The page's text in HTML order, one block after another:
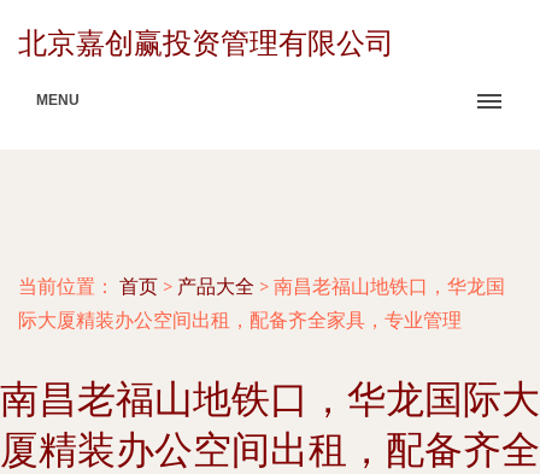
北京嘉创赢投资管理有限公司
MENU
当前位置： 首页 > 产品大全 > 南昌老福山地铁口，华龙国
际大厦精装办公空间出租，配备齐全家具，专业管理
南昌老福山地铁口，华龙国际大
厦精装办公空间出租，配备齐全